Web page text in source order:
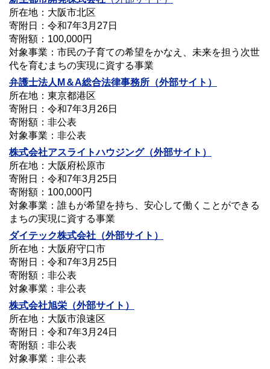
所在地：大阪市北区
寄附日：令和7年3月27日
寄附額：100,000円
対象事業：市民の子育ての希望をかなえ、未来を担う次世
代を育むまちの実現に資する事業
弁護士法人M＆A総合法律事務所 （外部サイト）
所在地：東京都港区
寄附日：令和7年3月26日
寄附額：非公表
対象事業：非公表
株式会社アスライトハウジング（外部サイト）
所在地：大阪府松原市
寄附日：令和7年3月25日
寄附額：100,000円
対象事業：誰もが希望を持ち、安心して働くことができる
まちの実現に資する事業
ダイテック株式会社 （外部サイト）
所在地：大阪府守口市
寄附日：令和7年3月25日
寄附額：非公表
対象事業：非公表
株式会社旭栄 （外部サイト）
所在地：大阪市浪速区
寄附日：令和7年3月24日
寄附額：非公表
対象事業：非公表